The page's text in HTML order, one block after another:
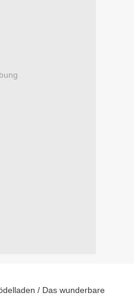
/ Das wunderbare